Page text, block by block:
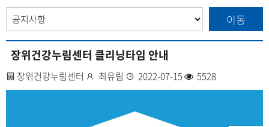
M
이동
장위건강누림센터 클리닝타임 안내
사
업
장위건강누림센터 작
성
최유림 등
록
2022-07-15조
회
5528